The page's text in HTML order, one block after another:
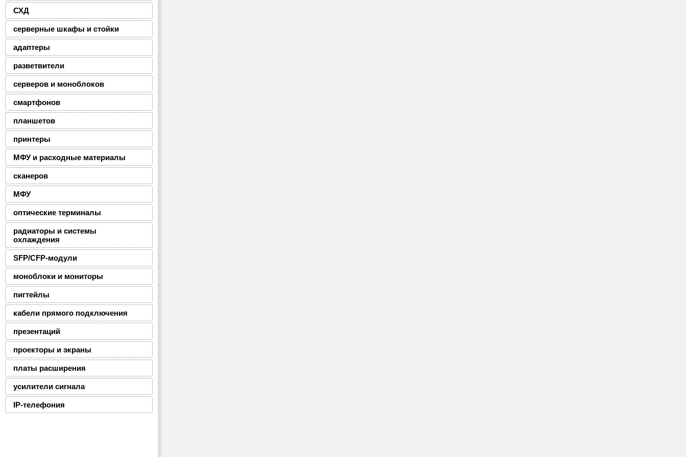
СХД
серверные шкафы и стойки
адаптеры
разветвители
серверов и моноблоков
смартфонов
планшетов
принтеры
МФУ и расходные материалы
сканеров
МФУ
оптические терминалы
радиаторы и системы
охлаждения
SFP/CFP-модули
моноблоки и мониторы
пигтейлы
кабели прямого подключения
презентаций
проекторы и экраны
платы расширения
усилители сигнала
IP-телефония